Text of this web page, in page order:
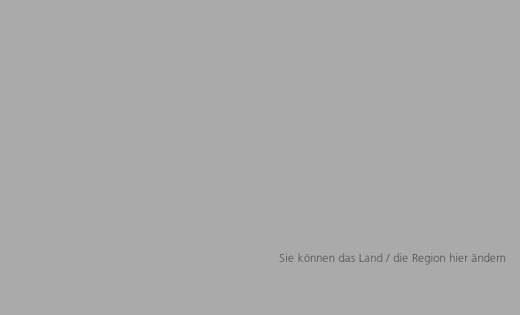
Sie können das Land / die Region hier ändern